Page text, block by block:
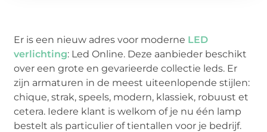
Er is een nieuw adres voor moderne LED
verlichting: Led Online. Deze aanbieder beschikt
over een grote en gevarieerde collectie leds. Er
zijn armaturen in de meest uiteenlopende stijlen:
chique, strak, speels, modern, klassiek, robuust et
cetera. Iedere klant is welkom of je nu één lamp
bestelt als particulier of tientallen voor je bedrijf.